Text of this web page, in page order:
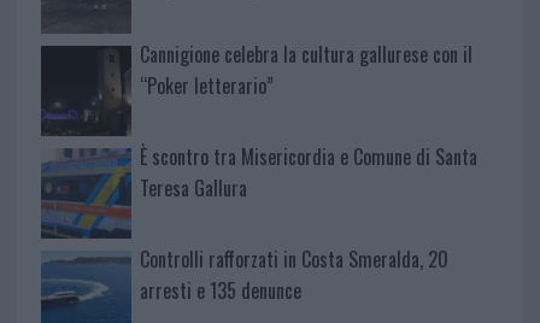
Cannigione celebra la cultura gallurese con il
“Poker letterario”
È scontro tra Misericordia e Comune di Santa
Teresa Gallura
Controlli rafforzati in Costa Smeralda, 20
arresti e 135 denunce